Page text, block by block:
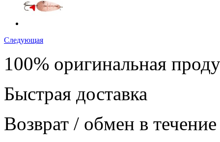
Следующая
100% оригинальная
Быстрая доставка
Возврат / обмен в